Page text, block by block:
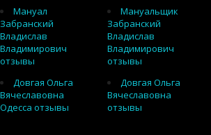
Мануал
Забранский
Владислав
Владимирович
отзывы
Мануальщик
Забранский
Владислав
Владимирович
отзывы
Довгая Ольга
Вячеславовна
Одесса отзывы
Довгая Ольга
Вячеславовна
отзывы